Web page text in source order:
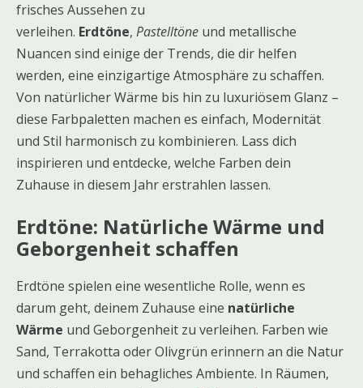
frisches Aussehen zu
verleihen. Erdtöne, Pastelltöne und metallische
Nuancen sind einige der Trends, die dir helfen
werden, eine einzigartige Atmosphäre zu schaffen.
Von natürlicher Wärme bis hin zu luxuriösem Glanz –
diese Farbpaletten machen es einfach, Modernität
und Stil harmonisch zu kombinieren. Lass dich
inspirieren und entdecke, welche Farben dein
Zuhause in diesem Jahr erstrahlen lassen.
Erdtöne: Natürliche Wärme und
Geborgenheit schaffen
Erdtöne spielen eine wesentliche Rolle, wenn es
darum geht, deinem Zuhause eine natürliche
Wärme und Geborgenheit zu verleihen. Farben wie
Sand, Terrakotta oder Olivgrün erinnern an die Natur
und schaffen ein behagliches Ambiente. In Räumen,